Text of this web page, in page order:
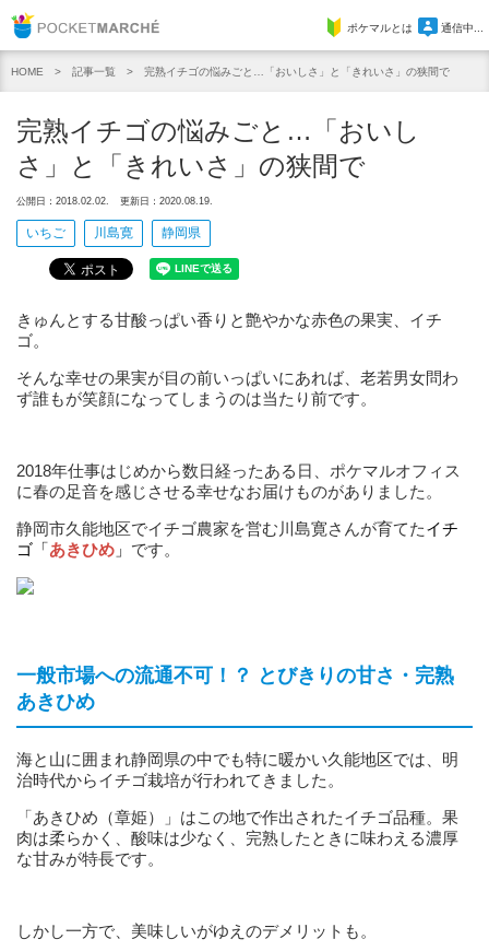
Pocket Marcheポケマルとは 通信中...
HOME 記事一覧 完熟イチゴの悩みごと…「おいしさ」と「きれいさ」の狭間で
完熟イチゴの悩みごと…「おいし
さ」と「きれいさ」の狭間で
公開日：2018.02.02. 更新日：2020.08.19.
いちご 川島寛 静岡県
きゅんとする甘酸っぱい香りと艶やかな赤色の果実、イチ
ゴ。
そんな幸せの果実が目の前いっぱいにあれば、老若男女問わ
ず誰もが笑顔になってしまうのは当たり前です。
2018年仕事はじめから数日経ったある日、ポケマルオフィス
に春の足音を感じさせる幸せなお届けものがありました。
静岡市久能地区でイチゴ農家を営む川島寛さんが育てたイチ
ゴ「あきひめ 」 です。
一般市場への流通不可！？ とびきりの甘さ・完熟
あきひめ
海と山に囲まれ静岡県の中でも特に暖かい久能地区では、明
治時代からイチゴ栽培が行われてきました。
「あきひめ（章姫）」はこの地で作出されたイチゴ品種。果
肉は柔らかく、酸味は少なく、完熟したときに味わえる濃厚
な甘みが特長です。
しかし一方で、美味しいがゆえのデメリットも。